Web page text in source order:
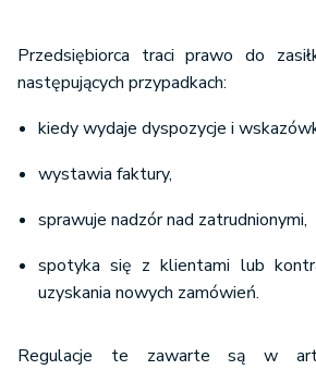
Przedsiębiorca traci prawo do
następujących przypadkach:
kiedy wydaje dyspozycje i
wystawia faktury,
sprawuje nadzór nad zatrudnionymi,
spotyka się z klientami lub
uzyskania nowych zamówień.
Regulacje te zawarte są w